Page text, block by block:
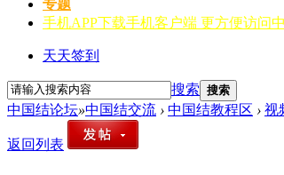
专题
手机APP下载手机客户端 更方便访问
天天签到
搜索 搜索
中国结论坛»中国结交流 › 中国结教程区 › 视
返回列表